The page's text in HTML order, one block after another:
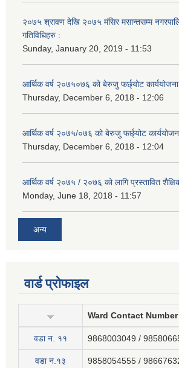
२०७५ श्रावण देखि २०७५ मंसिर मसान्तसम्म
गतिविधिहरु :
Sunday, January 20, 2019 - 11:53
आर्थिक वर्ष २०७५०७६ को बेरुजु फर्छ्योट कार्ययोजना
Thursday, December 6, 2018 - 12:06
आर्थिक वर्ष २०७५/०७६ को बेरुजु फर्छ्योट
Thursday, December 6, 2018 - 12:04
आर्थिक वर्ष २०७५ / २०७६ को लागि प्रस्तावित
Monday, June 18, 2018 - 11:57
अन्य
वार्ड प्रोफाइल
Ward Contact Number
वडा न‍. ११ 9868003049 /
वडा न.१३ 9858054555 /